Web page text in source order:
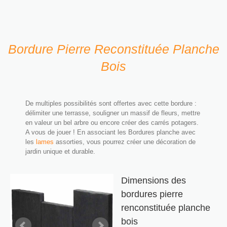
Bordure Pierre Reconstituée Planche
Bois
De multiples possibilités sont offertes avec cette bordure :
délimiter une terrasse, souligner un massif de fleurs, mettre
en valeur un bel arbre ou encore créer des carrés potagers.
A vous de jouer ! En associant les Bordures planche avec
les lames assorties, vous pourrez créer une décoration de
jardin unique et durable.
Dimensions des
bordures pierre
renconstituée planche
bois